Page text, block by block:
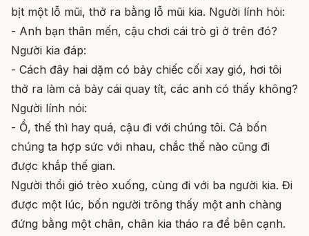
bịt một lỗ mũi, thở ra bằng lỗ mũi kia. Người lính hỏi:
- Anh bạn thân mến, cậu chơi cái trò gì ở trên đó?
Người kia đáp:
- Cách đây hai dặm có bảy chiếc cối xay gió, hơi tôi
thở ra làm cả bảy cái quay tít, các anh có thấy không?
Người lính nói:
- Ồ, thế thì hay quá, cậu đi với chúng tôi. Cả bốn
chúng ta hợp sức với nhau, chắc thế nào cũng đi
được khắp thế gian.
Người thổi gió trèo xuống, cùng đi với ba người kia. Đi
được một lúc, bốn người trông thấy một anh chàng
đứng bằng một chân, chân kia tháo ra để bên cạnh.